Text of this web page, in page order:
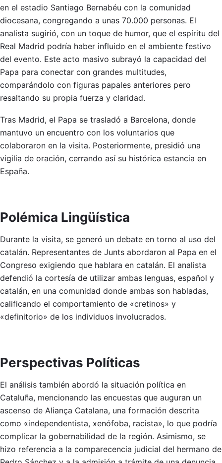
en el estadio Santiago Bernabéu con la comunidad
diocesana, congregando a unas 70.000 personas. El
analista sugirió, con un toque de humor, que el espíritu del
Real Madrid podría haber influido en el ambiente festivo
del evento. Este acto masivo subrayó la capacidad del
Papa para conectar con grandes multitudes,
comparándolo con figuras papales anteriores pero
resaltando su propia fuerza y claridad.
Tras Madrid, el Papa se trasladó a Barcelona, donde
mantuvo un encuentro con los voluntarios que
colaboraron en la visita. Posteriormente, presidió una
vigilia de oración, cerrando así su histórica estancia en
España.
Polémica Lingüística
Durante la visita, se generó un debate en torno al uso del
catalán. Representantes de Junts abordaron al Papa en el
Congreso exigiendo que hablara en catalán. El analista
defendió la cortesía de utilizar ambas lenguas, español y
catalán, en una comunidad donde ambas son habladas,
calificando el comportamiento de «cretinos» y
«definitorio» de los individuos involucrados.
Perspectivas Políticas
El análisis también abordó la situación política en
Cataluña, mencionando las encuestas que auguran un
ascenso de Aliança Catalana, una formación descrita
como «independentista, xenófoba, racista», lo que podría
complicar la gobernabilidad de la región. Asimismo, se
hizo referencia a la comparecencia judicial del hermano de